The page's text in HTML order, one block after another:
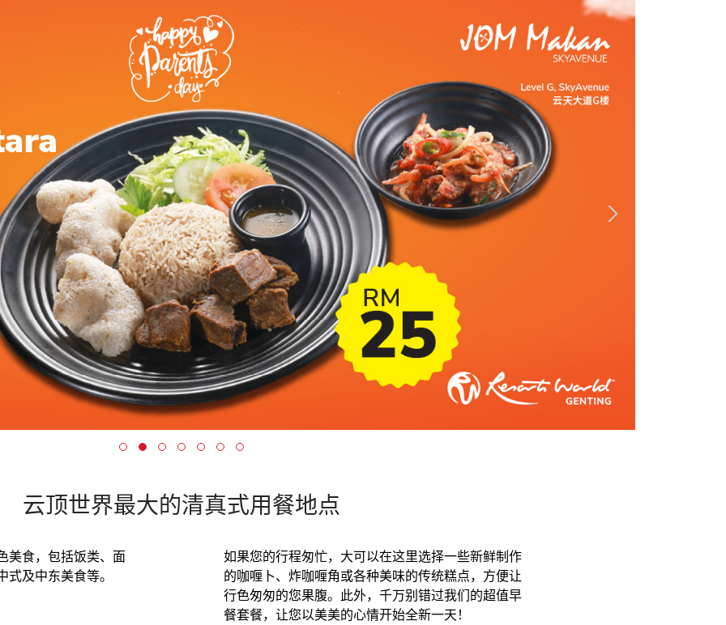
云顶世界最大的清真式用餐地点
美食，包括饭类、面
及中东美食等。
如果您的行程匆忙，大可以在这里选择一些新鲜制作
的咖喱卜、炸咖喱角或各种美味的传统糕点，方便让
行色匆匆的您果腹。此外，千万别错过我们的超值早
餐套餐，让您以美美的心情开始全新一天！